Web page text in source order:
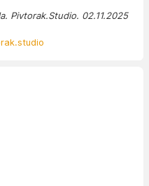
Pivtorak.Studio. 02.11.2025